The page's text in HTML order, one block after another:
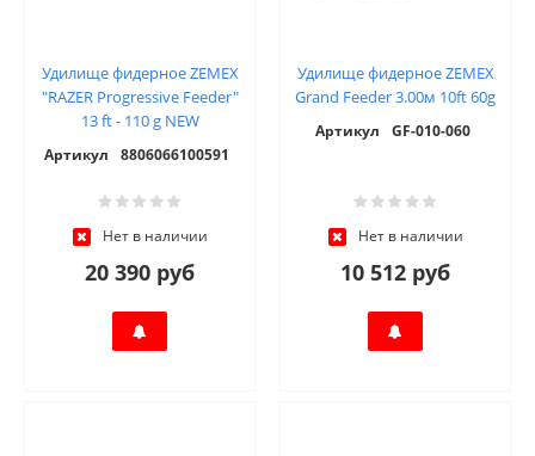
Удилище фидерное ZEMEX
"RAZER Progressive Feeder"
13 ft - 110 g NEW
Артикул 8806066100591
Нет в наличии
20 390 руб
Удилище фидерное ZEMEX
Grand Feeder 3.00м 10ft 60g
Артикул GF-010-060
Нет в наличии
10 512 руб